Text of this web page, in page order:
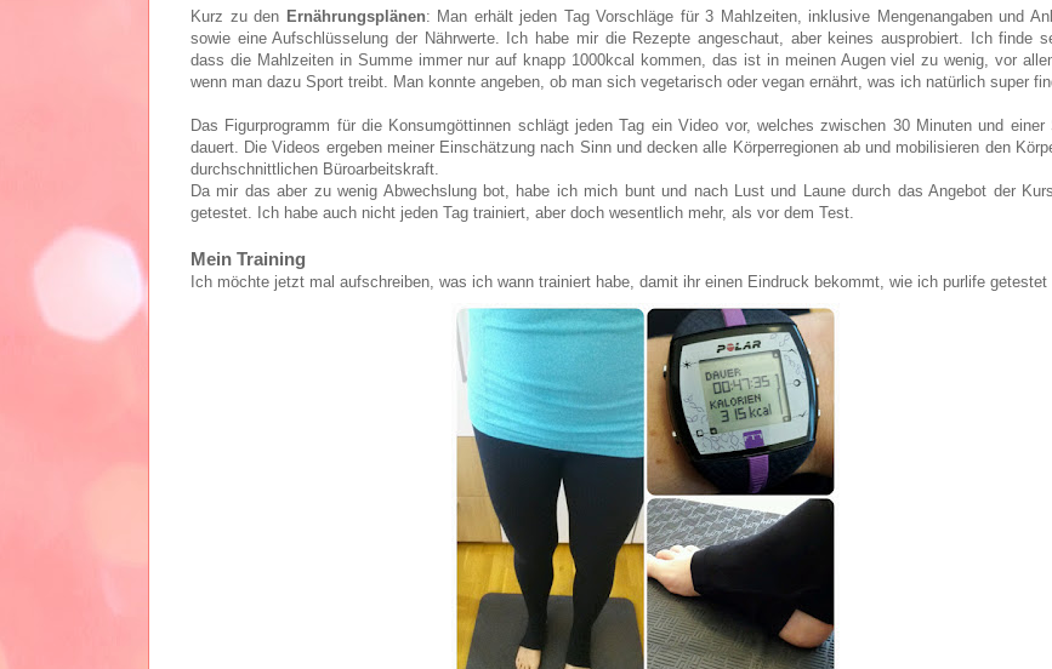
Kurz zu den Ernährungsplänen: Man erhält jeden Tag Vorschläge für 3 Mahlzeiten, inklusive Mengenangaben und
sowie eine Aufschlüsselung der Nährwerte. Ich habe mir die Rezepte angeschaut, aber keines ausprobiert. Ich finde
dass die Mahlzeiten in Summe immer nur auf knapp 1000kcal kommen, das ist in meinen Augen viel zu wenig, vor
wenn man dazu Sport treibt. Man konnte angeben, ob man sich vegetarisch oder vegan ernährt, was ich natürlich super
Das Figurprogramm für die Konsumgöttinnen schlägt jeden Tag ein Video vor, welches zwischen 30 Minuten und einer
dauert. Die Videos ergeben meiner Einschätzung nach Sinn und decken alle Körperregionen ab und mobilisieren den
durchschnittlichen Büroarbeitskraft.
Da mir das aber zu wenig Abwechslung bot, habe ich mich bunt und nach Lust und Laune durch das Angebot der
getestet. Ich habe auch nicht jeden Tag trainiert, aber doch wesentlich mehr, als vor dem Test.
Mein Training
Ich möchte jetzt mal aufschreiben, was ich wann trainiert habe, damit ihr einen Eindruck bekommt, wie ich purlife getestet